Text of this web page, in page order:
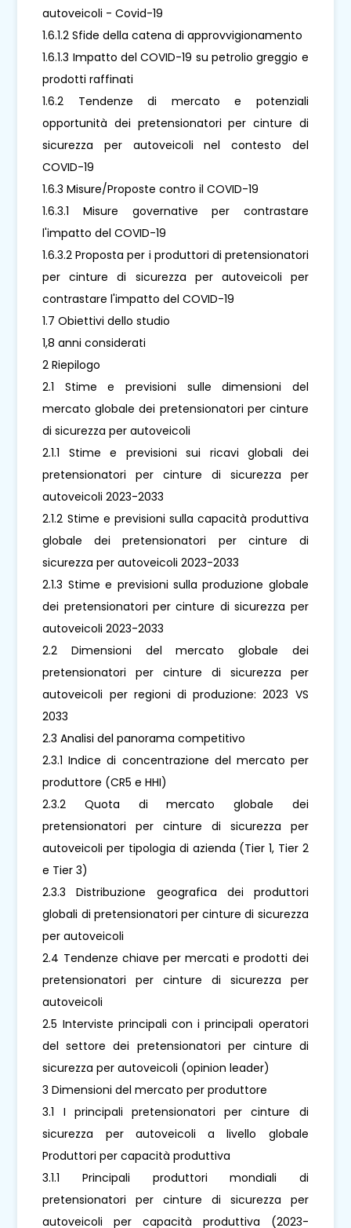
autoveicoli - Covid-19
1.6.1.2 Sfide della catena di approvvigionamento
1.6.1.3 Impatto del COVID-19 su petrolio greggio e
prodotti raffinati
1.6.2 Tendenze di mercato e potenziali
opportunità dei pretensionatori per cinture di
sicurezza per autoveicoli nel contesto del
COVID-19
1.6.3 Misure/Proposte contro il COVID-19
1.6.3.1 Misure governative per contrastare
l'impatto del COVID-19
1.6.3.2 Proposta per i produttori di pretensionatori
per cinture di sicurezza per autoveicoli per
contrastare l'impatto del COVID-19
1.7 Obiettivi dello studio
1,8 anni considerati
2 Riepilogo
2.1 Stime e previsioni sulle dimensioni del
mercato globale dei pretensionatori per cinture
di sicurezza per autoveicoli
2.1.1 Stime e previsioni sui ricavi globali dei
pretensionatori per cinture di sicurezza per
autoveicoli 2023-2033
2.1.2 Stime e previsioni sulla capacità produttiva
globale dei pretensionatori per cinture di
sicurezza per autoveicoli 2023-2033
2.1.3 Stime e previsioni sulla produzione globale
dei pretensionatori per cinture di sicurezza per
autoveicoli 2023-2033
2.2 Dimensioni del mercato globale dei
pretensionatori per cinture di sicurezza per
autoveicoli per regioni di produzione: 2023 VS
2033
2.3 Analisi del panorama competitivo
2.3.1 Indice di concentrazione del mercato per
produttore (CR5 e HHI)
2.3.2 Quota di mercato globale dei
pretensionatori per cinture di sicurezza per
autoveicoli per tipologia di azienda (Tier 1, Tier 2
e Tier 3)
2.3.3 Distribuzione geografica dei produttori
globali di pretensionatori per cinture di sicurezza
per autoveicoli
2.4 Tendenze chiave per mercati e prodotti dei
pretensionatori per cinture di sicurezza per
autoveicoli
2.5 Interviste principali con i principali operatori
del settore dei pretensionatori per cinture di
sicurezza per autoveicoli (opinion leader)
3 Dimensioni del mercato per produttore
3.1 I principali pretensionatori per cinture di
sicurezza per autoveicoli a livello globale
Produttori per capacità produttiva
3.1.1 Principali produttori mondiali di
pretensionatori per cinture di sicurezza per
autoveicoli per capacità produttiva (2023-